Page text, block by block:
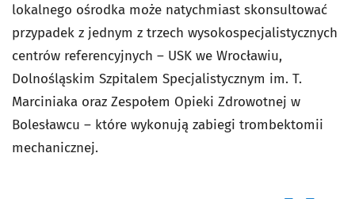
lokalnego ośrodka może natychmiast skonsultować
przypadek z jednym z trzech wysokospecjalistycznych
centrów referencyjnych – USK we Wrocławiu,
Dolnośląskim Szpitalem Specjalistycznym im. T.
Marciniaka oraz Zespołem Opieki Zdrowotnej w
Bolesławcu – które wykonują zabiegi trombektomii
mechanicznej.